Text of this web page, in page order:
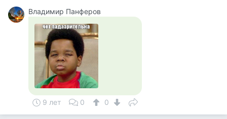
Владимир Панферов
9 лет 0 0